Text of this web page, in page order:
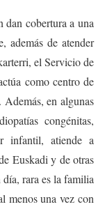
dan cobertura a una
además de atender
el Servicio de
como centro de
en algunas
congénitas,
infantil, atiende a
Euskadi y de otras
rara es la familia
menos una vez con